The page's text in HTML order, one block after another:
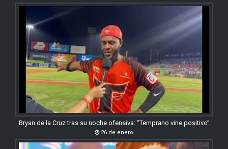
Bryan de la Cruz tras su noche ofensiva: “Temprano vine positivo”
26 de enero